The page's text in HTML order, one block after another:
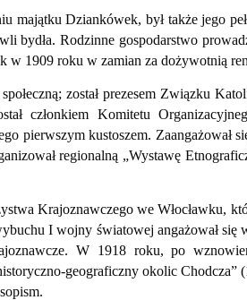
majątku Dziankówek, był także jego
bydła. Rodzinne gospodarstwo
w 1909 roku w zamian za dożywotnią
został prezesem Związku
członkiem Komitetu
pierwszym kustoszem. Zaangażował
regionalną „Wystawę
Krajoznawczego we Włocławku,
I wojny światowej angażował się
W 1918 roku, po
geograficzny okolic Chodcza”